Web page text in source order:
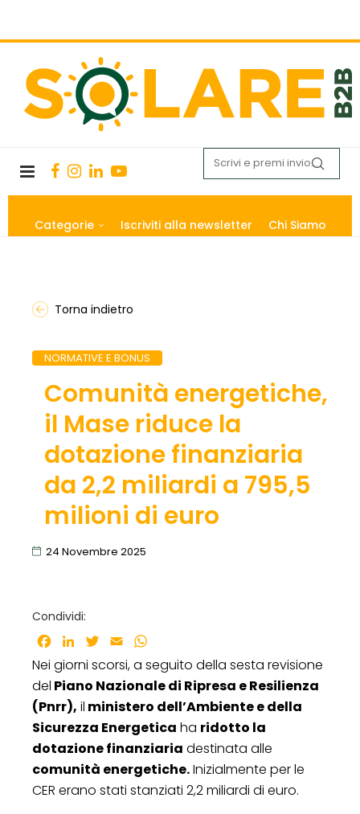
Categorie Iscriviti alla newsletter Chi Siamo
Torna indietro
NORMATIVE E BONUS
Comunità energetiche,
il Mase riduce la
dotazione finanziaria
da 2,2 miliardi a 795,5
milioni di euro
24 Novembre 2025
Condividi:
Facebook
LinkedInTwitter
Email
Nei giorni scorsi, a seguito della sesta revisione
del Piano Nazionale di Ripresa e Resilienza
(Pnrr), il ministero dell’Ambiente e della
Sicurezza Energetica ha ridotto la
dotazione finanziaria destinata alle
comunità energetiche.Inizialmente per le
CER erano stati stanziati 2,2 miliardi di euro.